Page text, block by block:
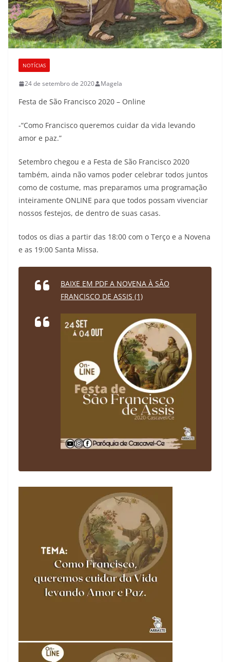
NOTÍCIAS
24 de setembro de 2020 Magela
Festa de São Francisco 2020 – Online
-“Como Francisco queremos cuidar da vida levando
amor e paz.”
Setembro chegou e a Festa de São Francisco 2020
também, ainda não vamos poder celebrar todos juntos
como de costume, mas preparamos uma programação
inteiramente ONLINE para que todos possam vivenciar
nossos festejos, de dentro de suas casas.
todos os dias a partir das 18:00 com o Terço e a Novena
e as 19:00 Santa Missa.
BAIXE EM PDF A NOVENA À SÃO
FRANCISCO DE ASSIS (1)